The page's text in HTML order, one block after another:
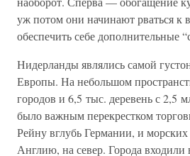
уж потом они начинают рваться к
обеспечить себе дополнительные
Нидерланды являлись самой
Европы. На небольшом
городов и 6,5 тыс. деревень с 2,5
было важным перекрестком
Рейну вглубь Германии, и
Англию, на север. Города входили